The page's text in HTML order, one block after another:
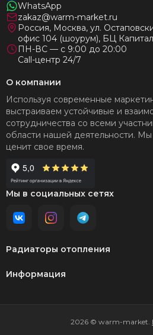
WhatsApp
zakaz@warm-market.ru
Россия, Москва, ул.
офис 104 (шоурум), БЦ Капитал
ПН-ВС — с 9:00 до 20:00
Call-центр 24/7
Радиаторы отопления
Информация
О компании
Используя современные
выстраиваем устойчивые и
сотрудничества со всеми
области нашей деятельности. Мы
ценит свое время.
Мы в социальных сетях
2026 © warm-market.